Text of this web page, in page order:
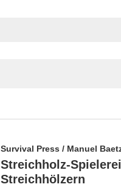
Survival Press / Manuel
Streichholz-
Streichhölzern